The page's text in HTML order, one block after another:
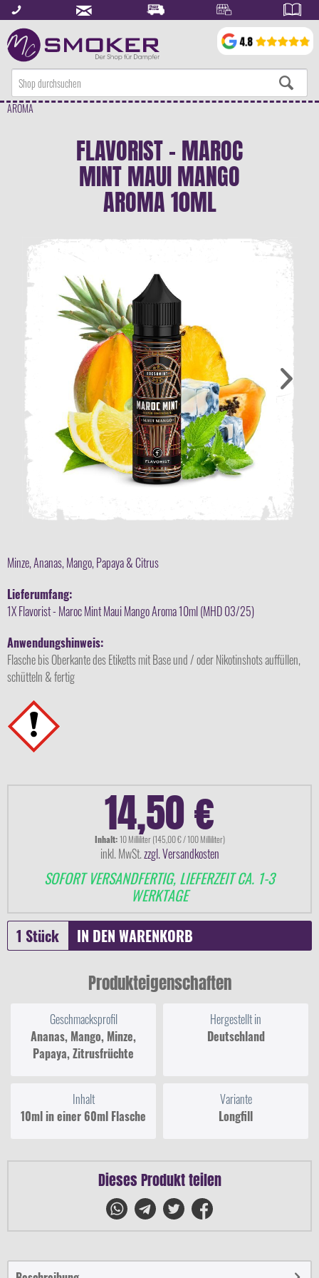
AROMA
FLAVORIST - MAROC
MINT MAUI MANGO
AROMA 10ML
Minze, Ananas, Mango, Papaya & Citrus
Lieferumfang:
1X Flavorist - Maroc Mint Maui Mango Aroma 10ml (MHD 03/25)
Anwendungshinweis:
Flasche bis Oberkante des Etiketts mit Base und / oder Nikotinshots auffüllen,
schütteln & fertig
14,50 €
Inhalt:10 Milliliter (145,00 € / 100 Milliliter)
inkl. MwSt.zzgl. Versandkosten
SOFORT VERSANDFERTIG, LIEFERZEIT CA. 1-3
WERKTAGE
IN DEN WARENKORB
Produkteigenschaften
Geschmacksprofil
Ananas, Mango, Minze,
Papaya, Zitrusfrüchte
Hergestellt in
Deutschland
Inhalt
10ml in einer 60ml Flasche
Variante
Longfill
Dieses Produkt teilen